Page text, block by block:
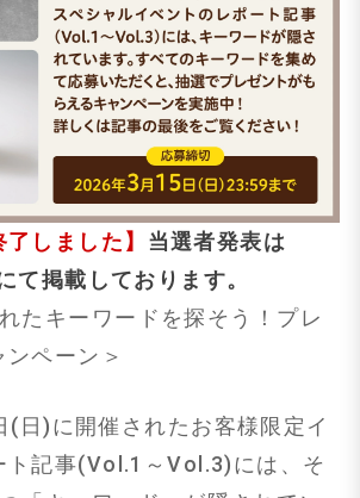
了しました】 当選者発表は
て掲載しております。
たキーワードを探そう！プレ
ペーン＞
日)に開催されたお客様限定イ
ト記事(Vol.1～Vol.3)には、そ